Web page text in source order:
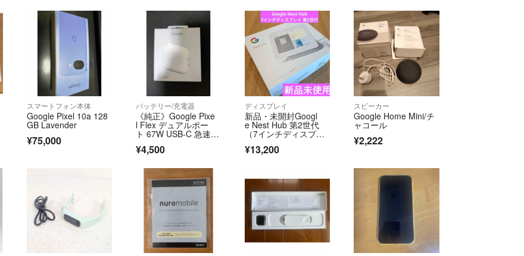
スマートフォン本体
Google Pixel 10a 128
GB Lavender
¥75,000
バッテリー/充電器
《純正》Google Pixe
l Flex デュアルポー
ト 67W USB-C 急速充
電器《ACアダプタ
ー》
¥4,500
ディスプレイ
新品・未開封Googl
e Nest Hub 第2世代
（7インチディスプレ
イ）チョーク
¥13,200
スピーカー
Google Home Mini/チ
ャコール
¥2,222